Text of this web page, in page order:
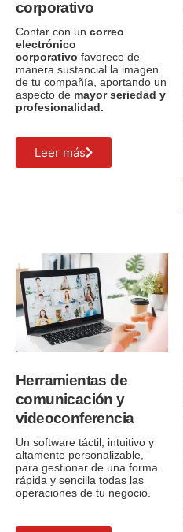
corporativo
Contar con un correo
electrónico
corporativo favorece de
manera sustancial la imagen
de tu compañía, aportando un
aspecto de mayor seriedad y
profesionalidad.
Leer más
Herramientas de
comunicación y
videoconferencia
Un software táctil, intuitivo y
altamente personalizable,
para gestionar de una forma
rápida y sencilla todas las
operaciones de tu negocio.